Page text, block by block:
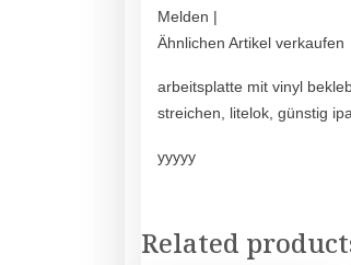
Melden |
Ähnlichen Artikel verkaufen
arbeitsplatte mit vinyl
streichen, litelok, günstig
yyyyy
Related